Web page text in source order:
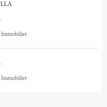
Immobilier
Immobilier